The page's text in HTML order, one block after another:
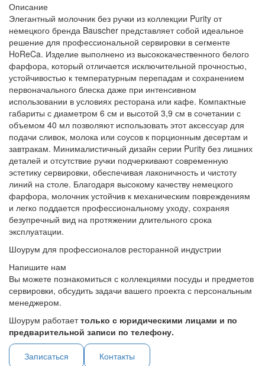
Описание
Элегантный молочник без ручки из коллекции Purity от
немецкого бренда Bauscher представляет собой идеальное
решение для профессиональной сервировки в сегменте
HoReCa. Изделие выполнено из высококачественного белого
фарфора, который отличается исключительной прочностью,
устойчивостью к температурным перепадам и сохранением
первоначального блеска даже при интенсивном
использовании в условиях ресторана или кафе. Компактные
габариты с диаметром 6 см и высотой 3,9 см в сочетании с
объемом 40 мл позволяют использовать этот аксессуар для
подачи сливок, молока или соусов к порционным десертам и
завтракам. Минималистичный дизайн серии Purity без лишних
деталей и отсутствие ручки подчеркивают современную
эстетику сервировки, обеспечивая лаконичность и чистоту
линий на столе. Благодаря высокому качеству немецкого
фарфора, молочник устойчив к механическим повреждениям
и легко поддается профессиональному уходу, сохраняя
безупречный вид на протяжении длительного срока
эксплуатации.
Шоурум для профессионалов ресторанной индустрии
Напишите нам
Вы можете познакомиться с коллекциями посуды и предметов
сервировки, обсудить задачи вашего проекта с персональным
менеджером.
Шоурум работаеттолько с юридическими лицами и по
предварительной записи по телефону.
Записаться Контакты